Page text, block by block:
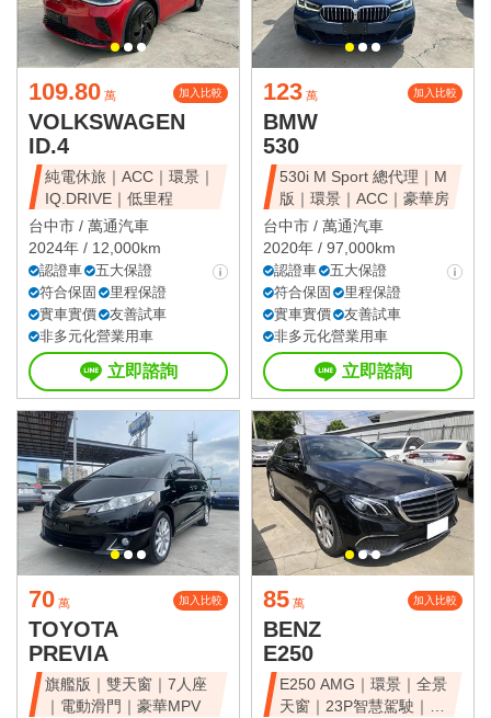
109.80 萬 加入比較
VOLKSWAGEN
ID.4
純電休旅｜ACC｜環景｜
IQ.DRIVE｜低里程
台中市 / 萬通汽車
2024年 / 12,000km
認證車
五大保證
符合保固
里程保證
實車實價
友善試車
非多元化營業用車
立即諮詢
123 萬 加入比較
BMW
530
530i M Sport 總代理｜M
版｜環景｜ACC｜豪華房
台中市 / 萬通汽車
2020年 / 97,000km
認證車
五大保證
符合保固
里程保證
實車實價
友善試車
非多元化營業用車
立即諮詢
70 萬 加入比較
TOYOTA
PREVIA
旗艦版｜雙天窗｜7人座
｜電動滑門｜豪華MPV
85 萬 加入比較
BENZ
E250
E250 AMG｜環景｜全景
天窗｜23P智慧駕駛｜總